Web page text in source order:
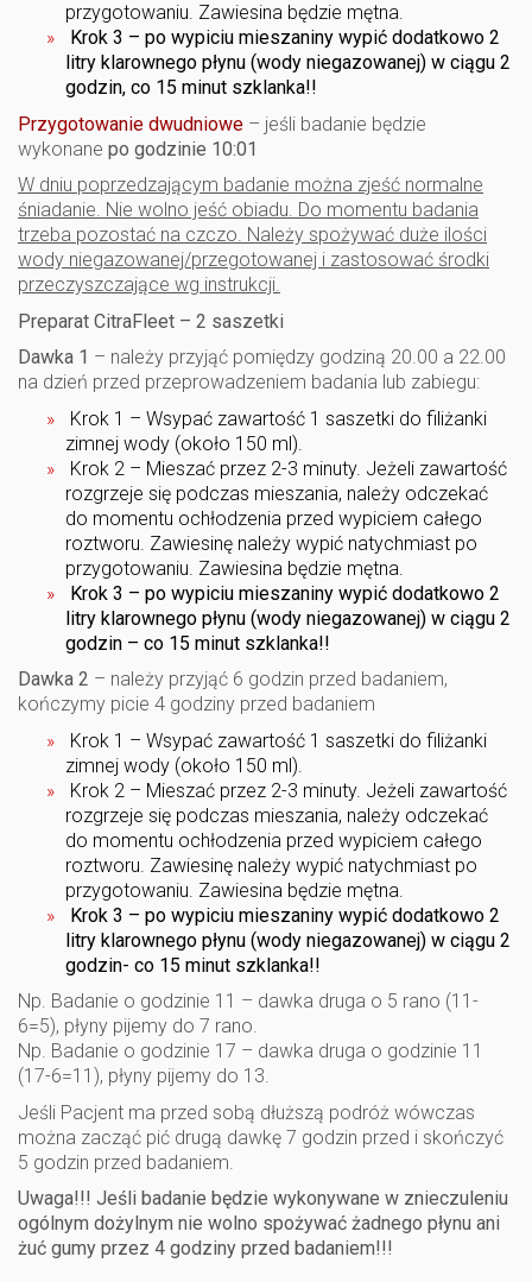
przygotowaniu. Zawiesina będzie mętna.
Krok 3 – po wypiciu mieszaniny wypić dodatkowo 2
litry klarownego płynu (wody niegazowanej) w ciągu 2
godzin, co 15 minut szklanka!!
Przygotowanie dwudniowe – jeśli badanie będzie
wykonane po godzinie 10:01
W dniu poprzedzającym badanie można zjeść normalne
śniadanie. Nie wolno jeść obiadu. Do momentu badania
trzeba pozostać na czczo. Należy spożywać duże ilości
wody niegazowanej/przegotowanej i zastosować środki
przeczyszczające wg instrukcji.
Preparat CitraFleet – 2 saszetki
Dawka 1 – należy przyjąć pomiędzy godziną 20.00 a 22.00
na dzień przed przeprowadzeniem badania lub zabiegu:
Krok 1 – Wsypać zawartość 1 saszetki do filiżanki
zimnej wody (około 150 ml).
Krok 2 – Mieszać przez 2-3 minuty. Jeżeli zawartość
rozgrzeje się podczas mieszania, należy odczekać
do momentu ochłodzenia przed wypiciem całego
roztworu. Zawiesinę należy wypić natychmiast po
przygotowaniu. Zawiesina będzie mętna.
Krok 3 – po wypiciu mieszaniny wypić dodatkowo 2
litry klarownego płynu (wody niegazowanej) w ciągu 2
godzin – co 15 minut szklanka!!
Dawka 2 – należy przyjąć 6 godzin przed badaniem,
kończymy picie 4 godziny przed badaniem
Krok 1 – Wsypać zawartość 1 saszetki do filiżanki
zimnej wody (około 150 ml).
Krok 2 – Mieszać przez 2-3 minuty. Jeżeli zawartość
rozgrzeje się podczas mieszania, należy odczekać
do momentu ochłodzenia przed wypiciem całego
roztworu. Zawiesinę należy wypić natychmiast po
przygotowaniu. Zawiesina będzie mętna.
Krok 3 – po wypiciu mieszaniny wypić dodatkowo 2
litry klarownego płynu (wody niegazowanej) w ciągu 2
godzin- co 15 minut szklanka!!
Np. Badanie o godzinie 11 – dawka druga o 5 rano (11-
6=5), płyny pijemy do 7 rano.
Np. Badanie o godzinie 17 – dawka druga o godzinie 11
(17-6=11), płyny pijemy do 13.
Jeśli Pacjent ma przed sobą dłuższą podróż wówczas
można zacząć pić drugą dawkę 7 godzin przed i skończyć
5 godzin przed badaniem.
Uwaga!!! Jeśli badanie będzie wykonywane w znieczuleniu
ogólnym dożylnym nie wolno spożywać żadnego płynu ani
żuć gumy przez 4 godziny przed badaniem!!!